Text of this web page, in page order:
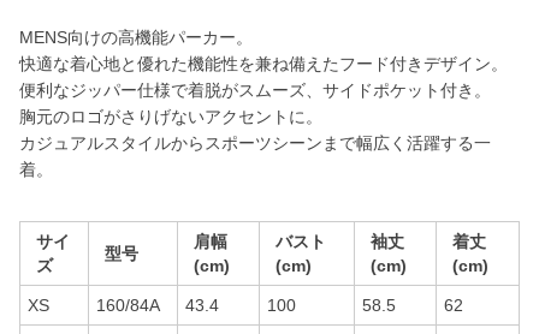
MENS向けの高機能パーカー。
快適な着心地と優れた機能性を兼ね備えたフード付きデザイン。
便利なジッパー仕様で着脱がスムーズ、サイドポケット付き。
胸元のロゴがさりげないアクセントに。
カジュアルスタイルからスポーツシーンまで幅広く活躍する一
着。
サイ
ズ
型号
肩幅
(cm)
バスト
(cm)
袖丈
(cm)
着丈
(cm)
XS 160/84A 43.4 100 58.5 62